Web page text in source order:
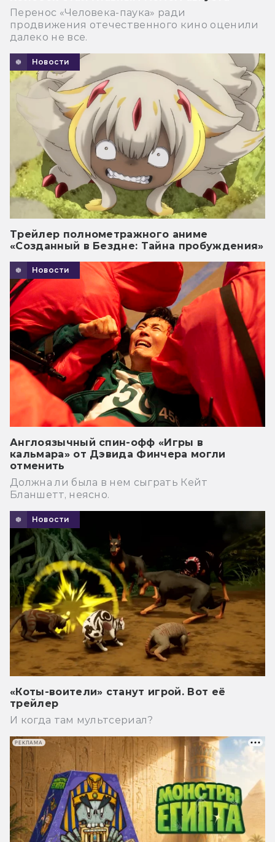
Перенос «Человека-паука» ради
продвижения отечественного кино оценили
далеко не все.
Новости
Трейлер полнометражного аниме
«Созданный в Бездне: Тайна пробуждения»
Новости
Англоязычный спин-офф «Игры в
кальмара» от Дэвида Финчера могли
отменить
Должна ли была в нем сыграть Кейт
Бланшетт, неясно.
Новости
«Коты-воители» станут игрой. Вот её
трейлер
И когда там мультсериал?
РЕКЛАМА